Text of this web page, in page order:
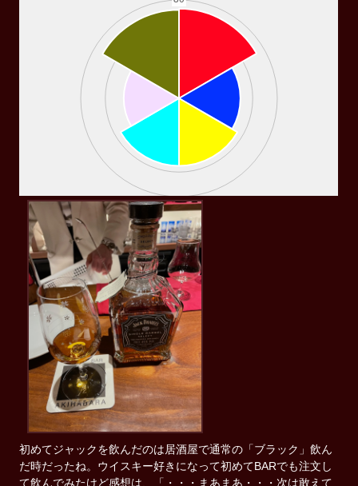
初めてジャックを飲んだのは居酒屋で通常の「ブラック」飲ん
だ時だったね。ウイスキー好きになって初めてBARでも注文し
て飲んでみたけど感想は、「・・・まあまあ・・・次は敢えて